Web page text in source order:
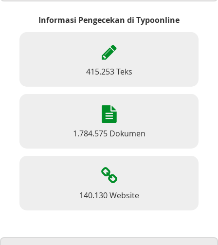
Informasi Pengecekan di Typoonline
415.253 Teks
1.784.575 Dokumen
140.130 Website